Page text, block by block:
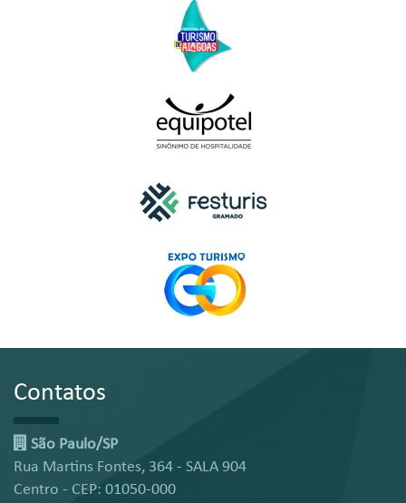
Contatos
São Paulo/SP
Rua Martins Fontes, 364 - SALA 904
Centro - CEP: 01050-000